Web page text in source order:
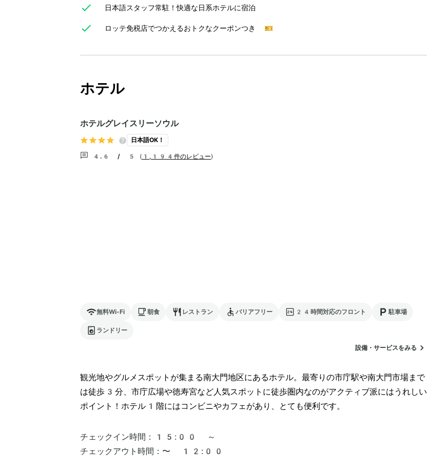
日本語スタッフ常駐！快適な日系ホテルに宿泊
ロッテ免税店でつかえるおトクなクーポンつき 🎫
ホテル
ホテルグレイスリーソウル
日本語OK！
4.6 / 5 ( 1,194件のレビュー)
無料Wi-Fi 朝食 レストラン バリアフリー 24時間対応のフロント 駐車場
ランドリー
設備・サービスをみる
観光地やグルメスポットが集まる南大門地区にあるホテル。最寄りの市庁駅や南大門市場まで
は徒歩3分、市庁広場や徳寿宮など人気スポットに徒歩圏内なのがアクティブ派にはうれしい
ポイント！ホテル1階にはコンビニやカフェがあり、とても便利です。
チェックイン時間：
15:00 ～
チェックアウト時間： 〜 12:00